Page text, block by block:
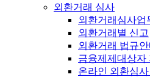
외환거래 심사
외환거래심사업
외환거래별 신고
외환거래 법규안
금융제제대상자
온라인 외환심